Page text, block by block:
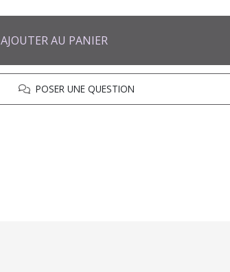
AJOUTER AU PANIER
POSER UNE QUESTION